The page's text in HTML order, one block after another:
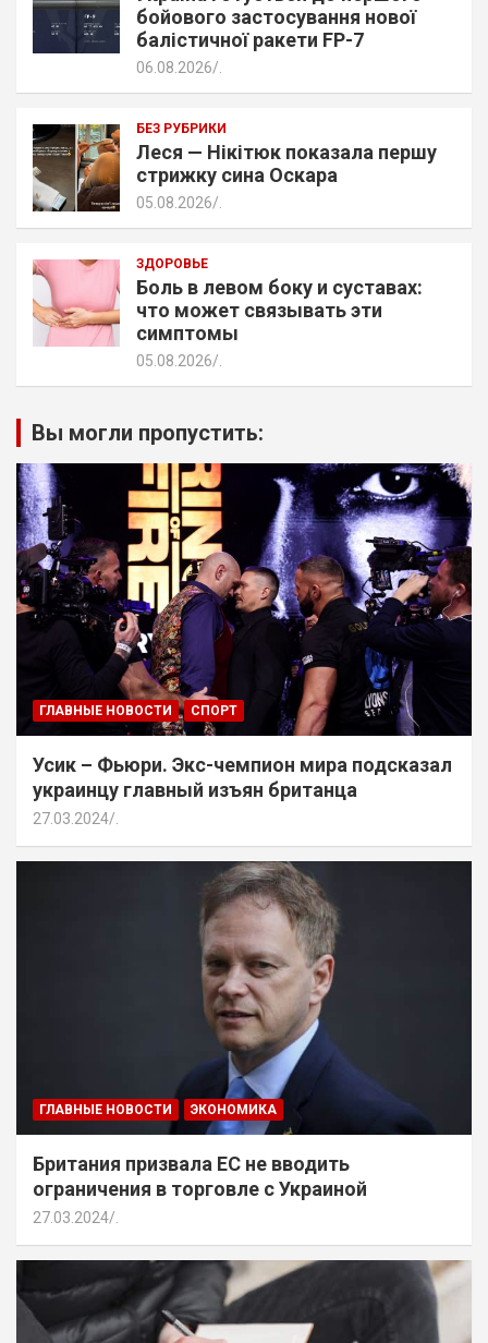
бойового застосування нової
балістичної ракети FP-7
06.08.2026
БЕЗ РУБРИКИ
Леся — Нікітюк показала першу
стрижку сина Оскара
05.08.2026
ЗДОРОВЬЕ
Боль в левом боку и суставах:
что может связывать эти
симптомы
05.08.2026
Вы могли пропустить:
ГЛАВНЫЕ НОВОСТИ СПОРТ
Усик – Фьюри. Экс-чемпион мира подсказал
украинцу главный изъян британца
27.03.2024 .
ГЛАВНЫЕ НОВОСТИ ЭКОНОМИКА
Британия призвала ЕС не вводить
ограничения в торговле с Украиной
27.03.2024